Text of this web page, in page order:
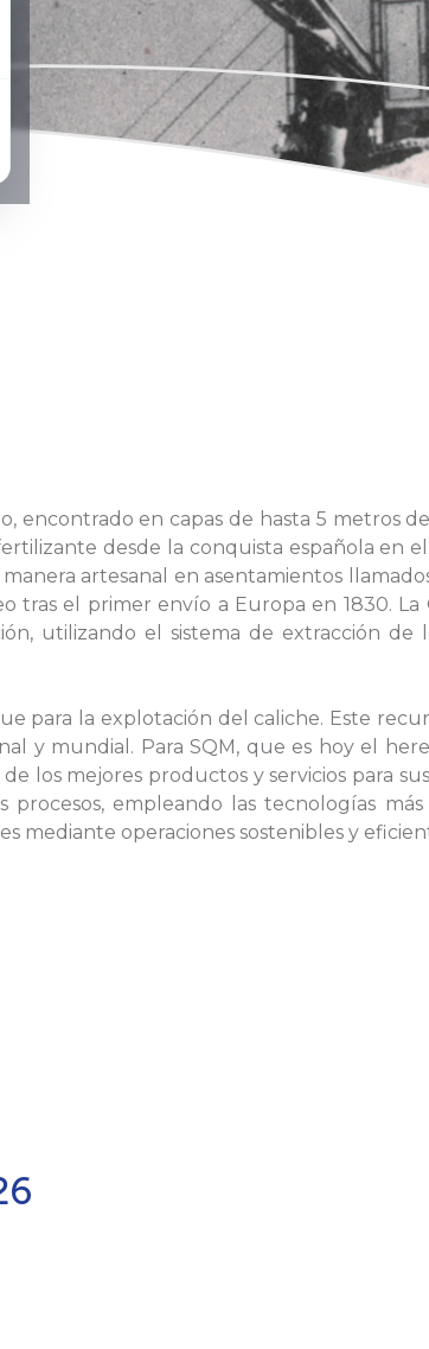
encontrado en capas de hasta 5 metros
desde la conquista española en el
artesanal en asentamientos llamados
tras el primer envío a Europa en 1830. La
utilizando el sistema de extracción de
para la explotación del caliche. Este
y mundial. Para SQM, que es hoy el
los mejores productos y servicios para
empleando las tecnologías más
mediante operaciones sostenibles y